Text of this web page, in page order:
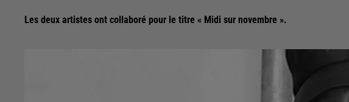
Les deux artistes ont collaboré pour le titre « Midi sur novembre ».